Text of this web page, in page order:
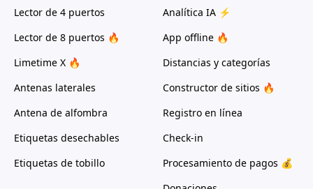
Lector de 4 puertos
Lector de 8 puertos 🔥
Limetime X 🔥
Antenas laterales
Antena de alfombra
Etiquetas desechables
Etiquetas de tobillo
Analítica IA ⚡
App offline 🔥
Distancias y categorías
Constructor de sitios 🔥
Registro en línea
Check-in
Procesamiento de pagos 💰